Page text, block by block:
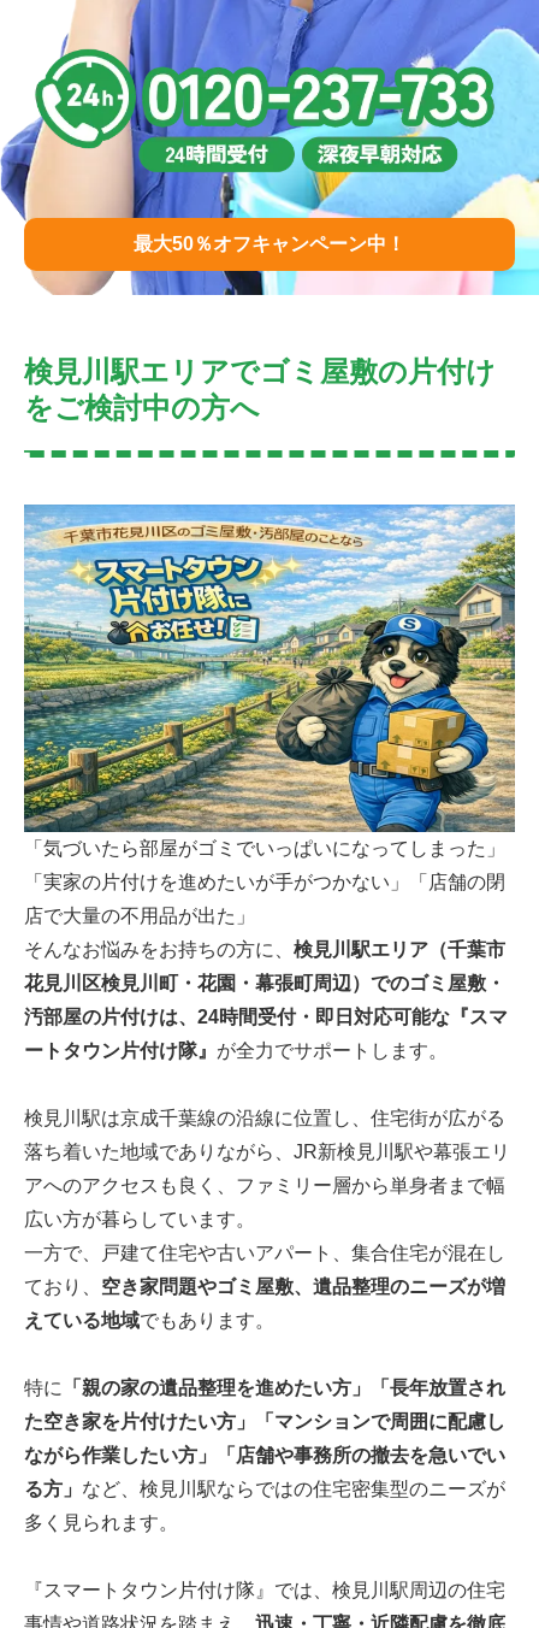
最大50％オフキャンペーン中！
検見川駅エリアでゴミ屋敷の片付け
をご検討中の方へ
「気づいたら部屋がゴミでいっぱいになってしまった」
「実家の片付けを進めたいが手がつかない」「店舗の閉
店で大量の不用品が出た」
そんなお悩みをお持ちの方に、 検見川駅エリア（千葉市
花見川区検見川町・花園・幕張町周辺）でのゴミ屋敷・
汚部屋の片付けは、24時間受付・即日対応可能な『スマ
ートタウン片付け隊』 が全力でサポートします。
検見川駅は京成千葉線の沿線に位置し、住宅街が広がる
落ち着いた地域でありながら、JR新検見川駅や幕張エリ
アへのアクセスも良く、ファミリー層から単身者まで幅
広い方が暮らしています。
一方で、戸建て住宅や古いアパート、集合住宅が混在し
ており、 空き家問題やゴミ屋敷、遺品整理のニーズが増
えている地域でもあります。
特に
「親の家の遺品整理を進めたい方」「長年放置され
た空き家を片付けたい方」「マンションで周囲に配慮し
ながら作業したい方」「店舗や事務所の撤去を急いでい
る方」 など、検見川駅ならではの住宅密集型のニーズが
多く見られます。
『スマートタウン片付け隊』では、検見川駅周辺の住宅
事情や道路状況を踏まえ、 迅速・丁寧・近隣配慮を徹底